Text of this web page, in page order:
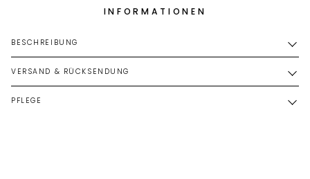
INFORMATIONEN
BESCHREIBUNG
VERSAND & RÜCKSENDUNG
PFLEGE